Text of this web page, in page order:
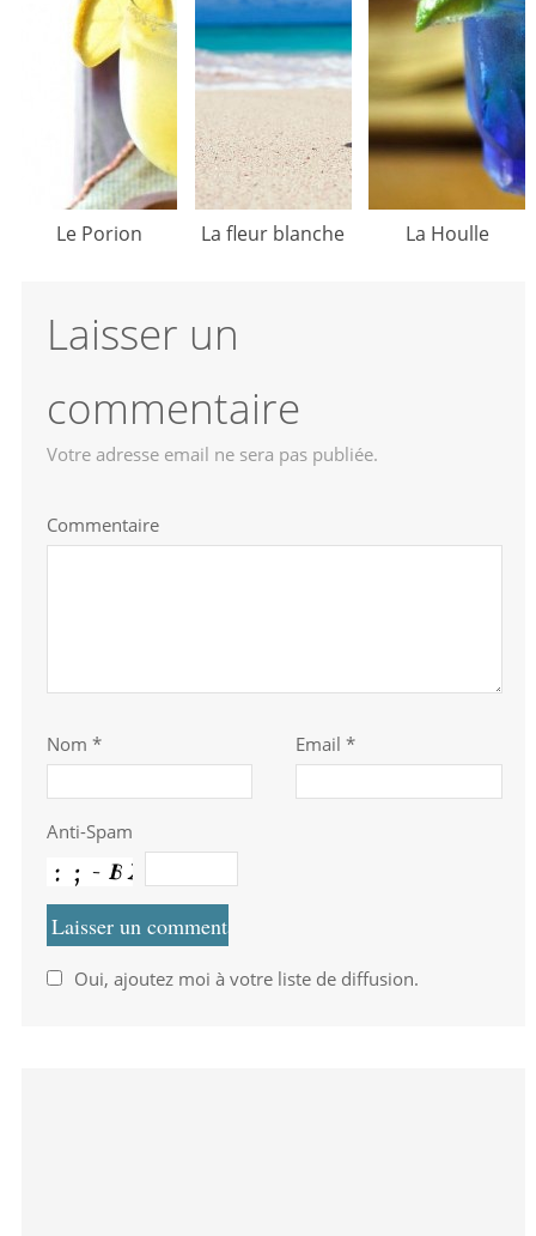
Le Porion La fleur blanche La Houlle
Laisser un
commentaire
Votre adresse email ne sera pas publiée.
Commentaire
Nom * Email *
Anti-Spam
Oui, ajoutez moi à votre liste de diffusion.